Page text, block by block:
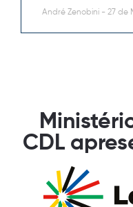
André Zenobini 27 de
CDL